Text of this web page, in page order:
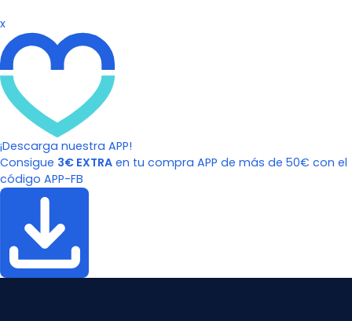
x
¡Descarga nuestra APP!
Consigue 3€ EXTRA en tu compra APP de más de 50€ con el
código APP-FB